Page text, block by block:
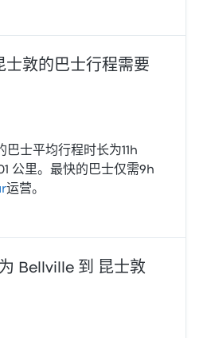
士敦的巴士行程需要
士平均行程时长为11h
公里。最快的巴士仅需9h
运营。
Bellville 到 昆士敦